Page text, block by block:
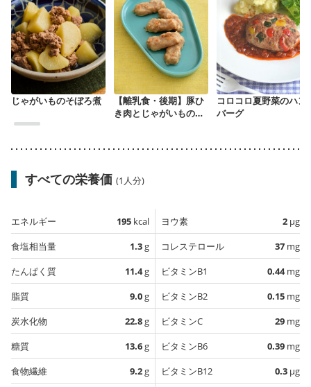
じゃがいものそぼろ煮
【離乳食・後期】豚ひ
き肉とじゃがいものソ
コロコロ夏野菜のハン
バーグ
すべての栄養価 (1人分)
エネルギー 195 kcal
食塩相当量
1.3g
たんぱく質
11.4g
脂質
9.0g
炭水化物
22.8g
糖質
13.6g
食物繊維
9.2g
ヨウ素 2 µg
コレステロール
37 mg
ビタミンB1
0.44mg
ビタミンB2
0.15 mg
ビタミンC
29 mg
ビタミンB6
0.39 mg
ビタミンB12
0.3 µg